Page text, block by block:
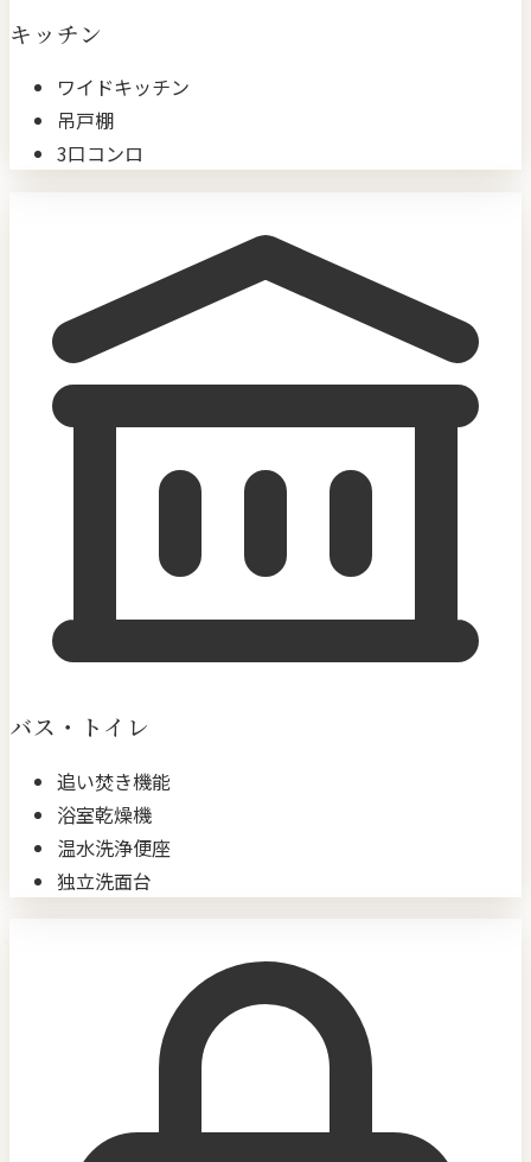
キッチン
ワイドキッチン
吊戸棚
3口コンロ
バス・トイレ
追い焚き機能
浴室乾燥機
温水洗浄便座
独立洗面台